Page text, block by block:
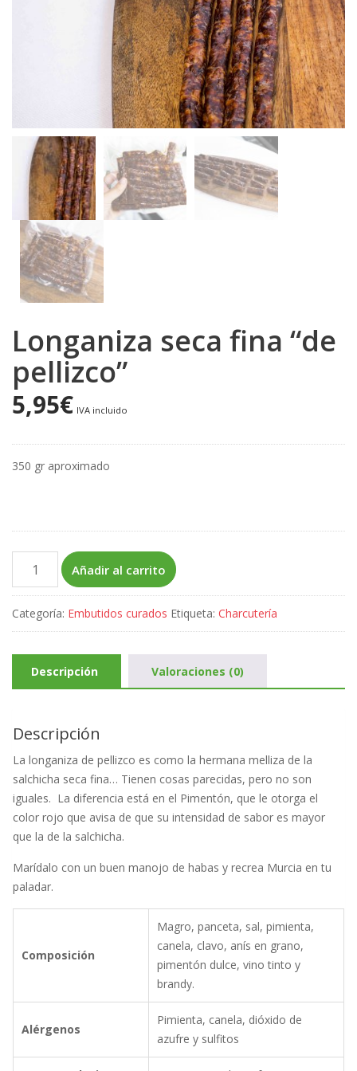
Longaniza seca fina “de
pellizco”
5,95€ IVA incluido
350 gr aproximado
Longaniza
seca
fina
"de
pellizco"
cantidad
Añadir al carrito
Categoría: Embutidos curados Etiqueta: Charcutería
Descripción Valoraciones (0)
Descripción
La longaniza de pellizco es como la hermana melliza de la
salchicha seca fina… Tienen cosas parecidas, pero no son
iguales. La diferencia está en el Pimentón, que le otorga el
color rojo que avisa de que su intensidad de sabor es mayor
que la de la salchicha.
Marídalo con un buen manojo de habas y recrea Murcia en tu
paladar.
Composición
Magro, panceta, sal, pimienta,
canela, clavo, anís en grano,
pimentón dulce, vino tinto y
brandy.
Alérgenos
Pimienta, canela, dióxido de
azufre y sulfitos